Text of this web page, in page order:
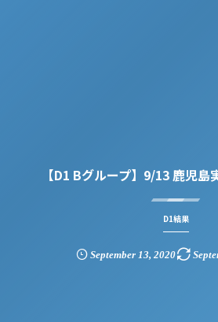
【D1 Bグループ】9/13 鹿児
D1結果
September 13, 2020